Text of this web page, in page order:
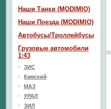
Наши Танки (MODIMIO)
Наши Поезда (MODIMIO)
Автобусы/Троллейбусы
Грузовые автомобили
1:43
ЗИС
Камский
МАЗ
УРАЛ
ЗИЛ